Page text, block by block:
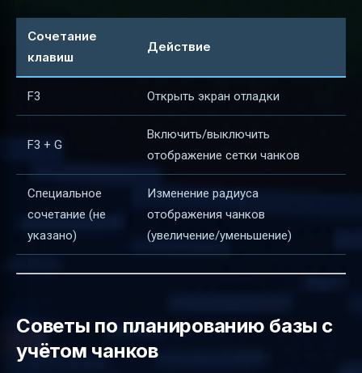
Сочетание
клавиш
Действие
F3 Открыть экран отладки
F3 + G
Включить/выключить
отображение сетки чанков
Специальное
сочетание (не
указано)
Изменение радиуса
отображения чанков
(увеличение/уменьшение)
Советы по планированию базы с
учётом чанков